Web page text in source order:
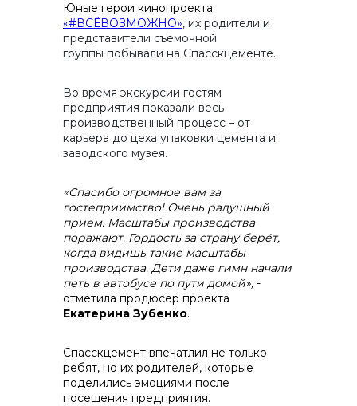
контакты отдела закупок
Контакты
Юные герои кинопроекта
«#ВСЁВОЗМОЖНО», их родители и
представители съёмочной
группы побывали на Спасскцементе.
Во время экскурсии гостям
предприятия показали весь
производственный процесс – от
карьера до цеха упаковки цемента и
заводского музея.
«Спасибо огромное вам за
гостеприимство! Очень радушный
приём. Масштабы производства
поражают. Гордость за страну берёт,
когда видишь такие масштабы
производства. Дети даже гимн начали
петь в автобусе по пути домой», -
отметила продюсер проекта
Екатерина Зубенко.
Спасскцемент впечатлил не только
ребят, но их родителей, которые
поделились эмоциями после
посещения предприятия.